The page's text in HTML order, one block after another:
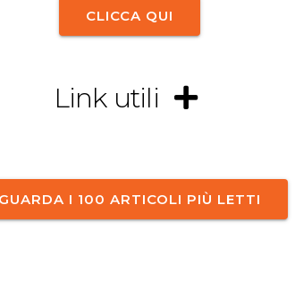
CLICCA QUI
Link utili
GUARDA I 100 ARTICOLI PIÙ LETTI